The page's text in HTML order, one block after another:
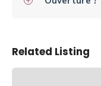
Related Listing